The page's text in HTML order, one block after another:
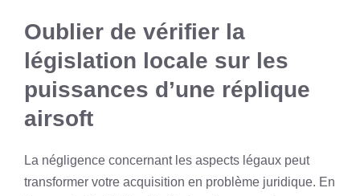
Oublier de vérifier la
législation locale sur les
puissances d’une réplique
airsoft
La négligence concernant les aspects légaux peut
transformer votre acquisition en problème juridique. En